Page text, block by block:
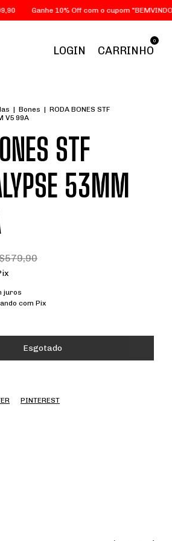
Ganhe 10% Off com o cupom "BEMVINDO"
LOGIN CARRINHO
0
| Bones | RODA BONES STF
V5 99A
STF
53MM
juros
com Pix
PINTEREST